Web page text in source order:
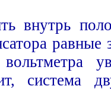
внутрь
система